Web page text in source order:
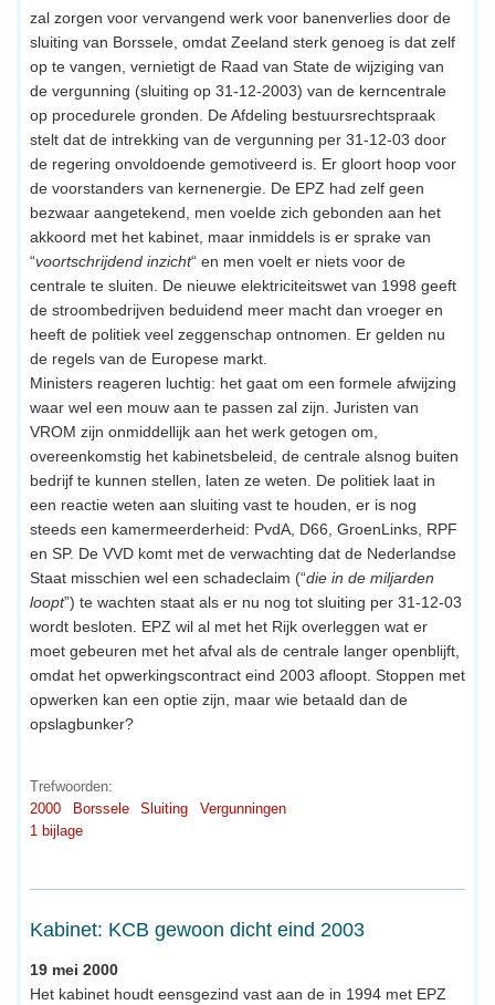
zal zorgen voor vervangend werk voor banenverlies door de
sluiting van Borssele, omdat Zeeland sterk genoeg is dat zelf
op te vangen, vernietigt de Raad van State de wijziging van
de vergunning (sluiting op 31-12-2003) van de kerncentrale
op procedurele gronden. De Afdeling bestuursrechtspraak
stelt dat de intrekking van de vergunning per 31-12-03 door
de regering onvoldoende gemotiveerd is. Er gloort hoop voor
de voorstanders van kernenergie. De EPZ had zelf geen
bezwaar aangetekend, men voelde zich gebonden aan het
akkoord met het kabinet, maar inmiddels is er sprake van
“voortschrijdend inzicht“ en men voelt er niets voor de
centrale te sluiten. De nieuwe elektriciteitswet van 1998 geeft
de stroombedrijven beduidend meer macht dan vroeger en
heeft de politiek veel zeggenschap ontnomen. Er gelden nu
de regels van de Europese markt.
Ministers reageren luchtig: het gaat om een formele afwijzing
waar wel een mouw aan te passen zal zijn. Juristen van
VROM zijn onmiddellijk aan het werk getogen om,
overeenkomstig het kabinetsbeleid, de centrale alsnog buiten
bedrijf te kunnen stellen, laten ze weten. De politiek laat in
een reactie weten aan sluiting vast te houden, er is nog
steeds een kamermeerderheid: PvdA, D66, GroenLinks, RPF
en SP. De VVD komt met de verwachting dat de Nederlandse
Staat misschien wel een schadeclaim (“die in de miljarden
loopt”) te wachten staat als er nu nog tot sluiting per 31-12-03
wordt besloten. EPZ wil al met het Rijk overleggen wat er
moet gebeuren met het afval als de centrale langer openblijft,
omdat het opwerkingscontract eind 2003 afloopt. Stoppen met
opwerken kan een optie zijn, maar wie betaald dan de
opslagbunker?
Trefwoorden:
2000
Borssele Sluiting
Vergunningen
1 bijlage
Kabinet: KCB gewoon dicht eind 2003
19 mei 2000
Het kabinet houdt eensgezind vast aan de in 1994 met EPZ